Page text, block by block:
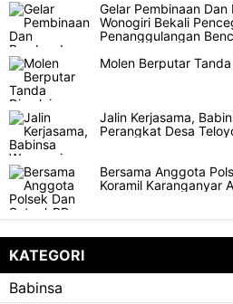
Gelar Pembinaan
Wonogiri Bekali
Penanggulangan
Molen Berputar
Jalin Kerjasama,
Perangkat Desa
Bersama Anggota
Koramil Karanganyar
KATEGORI
Babinsa